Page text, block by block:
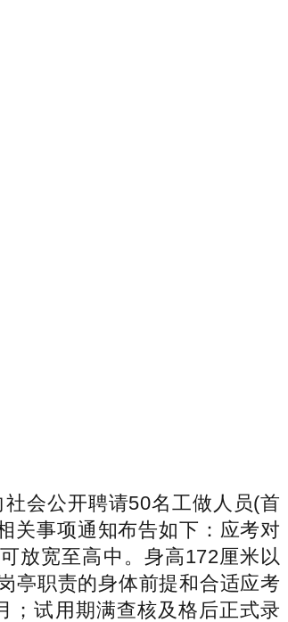
会公开聘请50名工做人员(首
关事项通知布告如下：应考对
放宽至高中。身高172厘米以
亭职责的身体前提和合适应考
；试用期满查核及格后正式录